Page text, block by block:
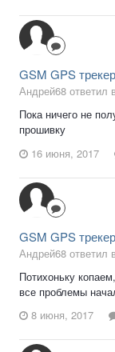
GSM GPS
Андрей68 ответил
Пока ничего не
прошивку
16 июня, 2017
GSM GPS
Андрей68 ответил
Потихоньку
все проблемы
8 июня, 2017